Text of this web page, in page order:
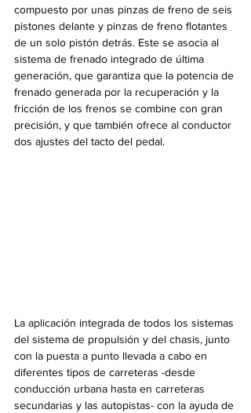
compuesto por unas pinzas de freno de seis
pistones delante y pinzas de freno flotantes
de un solo pistón detrás. Este se asocia al
sistema de frenado integrado de última
generación, que garantiza que la potencia de
frenado generada por la recuperación y la
fricción de los frenos se combine con gran
precisión, y que también ofrece al conductor
dos ajustes del tacto del pedal.
La aplicación integrada de todos los sistemas
del sistema de propulsión y del chasis, junto
con la puesta a punto llevada a cabo en
diferentes tipos de carreteras -desde
conducción urbana hasta en carreteras
secundarias y las autopistas- con la ayuda de